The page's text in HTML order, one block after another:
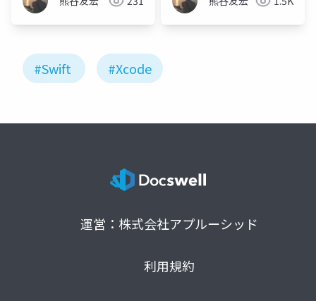
#Swift #Xcode
運営：株式会社アプルーシッド
利用規約